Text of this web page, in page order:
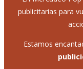
publicitarias para
Estamos